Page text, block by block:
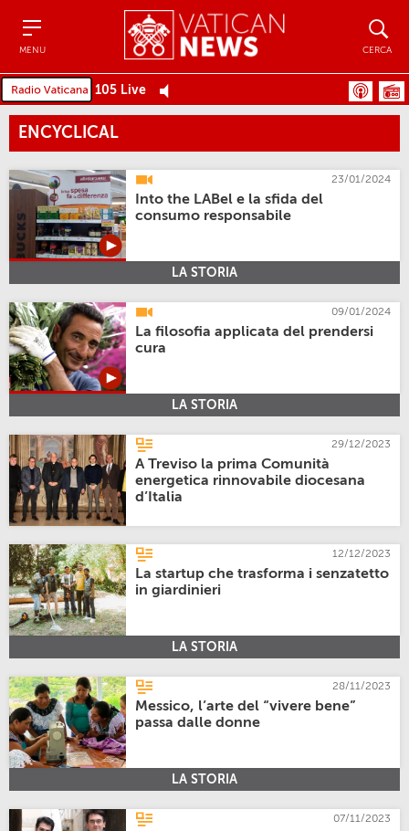
MENU CERCA
105 Live
ENCYCLICAL
LA STORIA
23/01/2024
Into the LABel e la sfida del
consumo responsabile
LA STORIA
09/01/2024
La filosofia applicata del prendersi
cura
29/12/2023
A Treviso la prima Comunità
energetica rinnovabile diocesana
d’Italia
LA STORIA
12/12/2023
La startup che trasforma i senzatetto
in giardinieri
LA STORIA
28/11/2023
Messico, l’arte del “vivere bene”
passa dalle donne
07/11/2023